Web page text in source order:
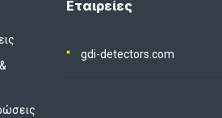
Εταιρείες
gdi-detectors.com